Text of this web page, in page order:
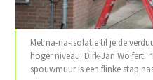
Met na-na-isolatie til je de
hoger niveau. Dirk-Jan Wolfert:
spouwmuur is een flinke stap